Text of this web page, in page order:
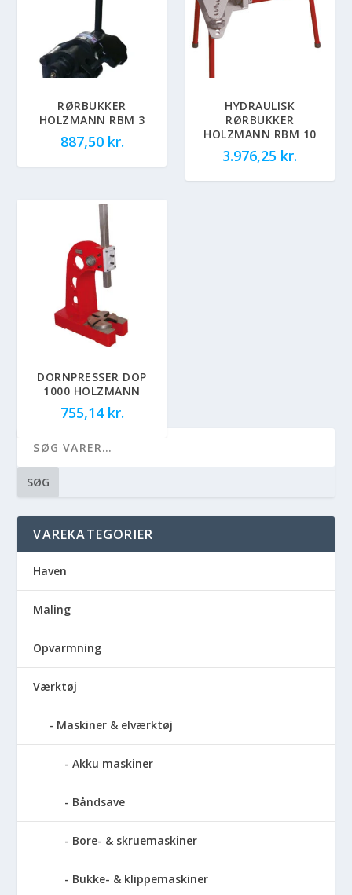
RØRBUKKER
HOLZMANN RBM 3
887,50 kr.
HYDRAULISK
RØRBUKKER
HOLZMANN RBM 10
3.976,25 kr.
DORNPRESSER DOP
1000 HOLZMANN
755,14 kr.
SØG
VAREKATEGORIER
Haven
Maling
Opvarmning
Værktøj
Maskiner & elværktøj
Akku maskiner
Båndsave
Bore- & skruemaskiner
Bukke- & klippemaskiner